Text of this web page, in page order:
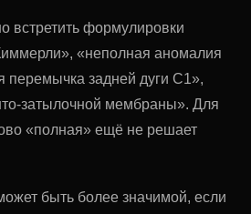
встретить формулировки
«неполная аномалия
перемычка задней дуги C1»,
затылочной мембраны». Для
«полная» ещё не решает
быть более значимой, если